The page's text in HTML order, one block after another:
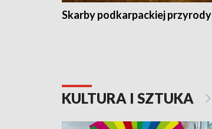
Skarby podkarpackiej przyrody
KULTURA I SZTUKA